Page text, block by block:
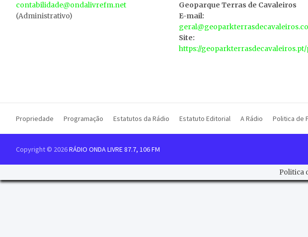
contabilidade@ondalivrefm.net
(Administrativo)
Geoparque Terras de Cavaleiros
E-mail:
Site:
https://
Propriedade Programação Estatutos da Rádio Estatuto Editorial A Rádio Politica de
Copyright © 2026RÁDIO ONDA LIVRE 87.7, 106 FM
Politica